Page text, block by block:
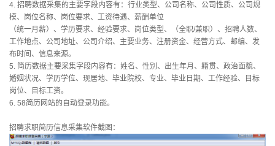
4. 招聘数据采集的主要字段内容有：行业类型、公司名称、公司性质、公司规
模、岗位名称、岗位要求、工资待遇、薪酬单位
（统一月薪）、学历要求、经验要求、岗位类型、（全职/兼职）、招聘人数、
工作地点、公司地址、公司介绍、主要业务、注册资金、经营方式、邮编、发
布时间、信息来源。
5. 简历数据主要采集字段内容有：姓名、性别、出生年月、籍贯、政治面貌、
婚姻状况、学历学位、现居地、毕业院校、专业、毕业日期、工作经验、目标
岗位、目标工资。
6. 58简历网站的自动登录功能。
招聘求职简历信息采集软件截图：